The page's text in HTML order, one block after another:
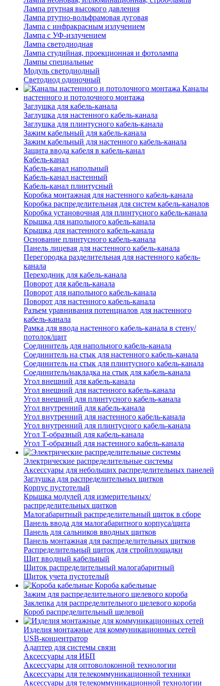
Лампа ртутная высокого давления
Лампа ртутно-вольфрамовая дуговая
Лампа с инфракрасным излучением
Лампа с УФ-излучением
Лампа светодиодная
Лампа студийная, проекционная и фотолампа
Лампы специальные
Модуль светодиодный
Светодиод одиночный
Каналы
настенного и потолочного монтажа
Заглушка для кабель-канала
Заглушка для настенного кабель-канала
Заглушка для плинтусного кабель-канала
Зажим кабельный для кабель-канала
Зажим кабельный для настенного кабель-канала
Защита ввода кабеля в кабель-канал
Кабель-канал
Кабель-канал напольный
Кабель-канал настенный
Кабель-канал плинтусный
Коробка монтажная для настенного кабель-канала
Коробка распределительная для систем кабель-каналов
Коробка установочная для плинтусного кабель-канала
Крышка для напольного кабель-канала
Крышка для настенного кабель-канала
Основание плинтусного кабель-канала
Панель лицевая для настенного кабель-канала
Перегородка разделительная для настенного кабель-
канала
Переходник для кабель-канала
Поворот для кабель-канала
Поворот для напольного кабель-канала
Поворот для настенного кабель-канала
Разъем уравнивания потенциалов для настенного
кабель-канала
Рамка для ввода настенного кабель-канала в стену/
потолок/щит
Соединитель для напольного кабель-канала
Соединитель на стык для настенного кабель-канала
Соединитель на стык для плинтусного кабель-канала
Соединитель/накладка на стык для кабель-канала
Угол внешний для кабель-канала
Угол внешний для настенного кабель-канала
Угол внешний для плинтусного кабель-канала
Угол внутренний для кабель-канала
Угол внутренний для настенного кабель-канала
Угол внутренний для плинтусного кабель-канала
Угол Т-образный для кабель-канала
Угол Т-образный для настенного кабель-канала
Электрические распределительные системы
Аксессуары для небольших распределительных панелей
Заглушка для распределительных щитков
Корпус пустотелый
Крышка модулей для измерительных/
распределительных щитков
Малогабаритный распределительный щиток в сборе
Панель ввода для малогабаритного корпуса/щита
Панель для сальников вводных щитков
Панель монтажная для распределительных щитков
Распределительный щиток для стройплощадки
Щит вводный кабельный
Щиток распределительный малогабаритный
Щиток учета пустотелый
Короба кабельные
Зажим для распределительного щелевого короба
Заклепка для распределительного щелевого короба
Короб распределительный щелевой
Изделия монтажные для коммуникационных сетей
USB-концентратор
Адаптер для системы связи
Аксессуары для ИБП
Аксессуары для оптоволоконной технологии
Аксессуары для телекоммуникационной техники
Аксессуары для телекоммуникационной технологии